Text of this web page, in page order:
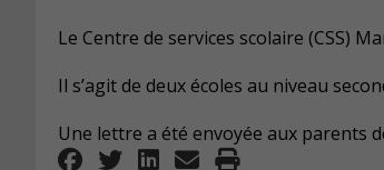
Le Centre de services scolaire (CSS)
Il s’agit de deux écoles au niveau
Une lettre a été envoyée aux parents